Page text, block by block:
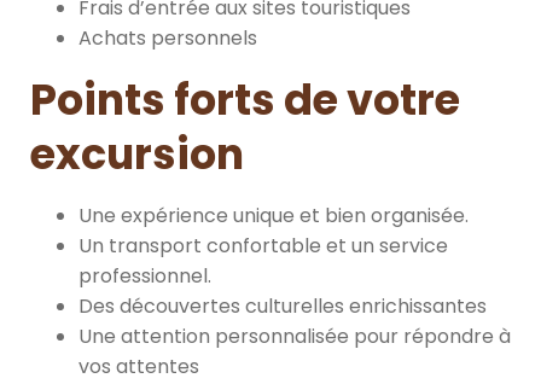
Frais d’entrée aux sites touristiques
Achats personnels
Points forts de votre
excursion
Une expérience unique et bien organisée.
Un transport confortable et un service
professionnel.
Des découvertes culturelles enrichissantes
Une attention personnalisée pour répondre à
vos attentes